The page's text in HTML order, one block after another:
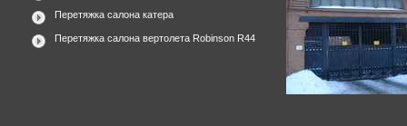
Перетяжка салона катера
Перетяжка салона вертолета Robinson R44